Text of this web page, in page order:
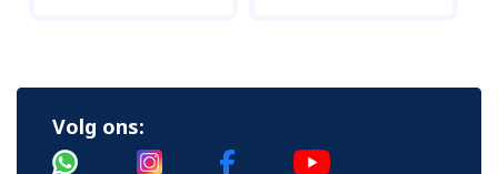
Volg ons: